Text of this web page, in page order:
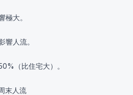
極大。
響人流。
（比住宅大）。
末人流